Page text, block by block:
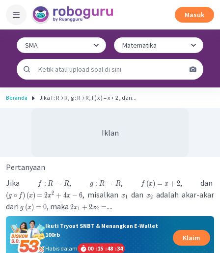
Masuk
Beranda Jika f : R → R , g : R → R , f ( x ) = x + 2 , dan...
Iklan
Pertanyaan
Jika
f : R → R, g : R → R, f (x) = x + 2, dan
(g ∘ f) (x) = 2x2 + 4x − 6, misalkan x1 dan x2 adalah akar-akar
dari g (x) = 0, maka 2x1 + 2x2 =....
Ikuti Tryout SNBT & Menangkan E-Wallet
100rb
Habis dalam
00 :15 :48 :33
Klaim